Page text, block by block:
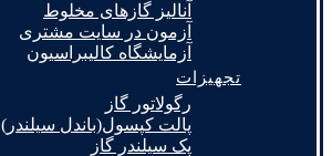
آنالیز گازهای مخلوط
آزمون در سایت مشتری
آزمایشگاه کالیبراسیون
تجهیزات
رگولاتور گاز
پالت کپسول(باندل سیلندر)
پک سیلندر گاز